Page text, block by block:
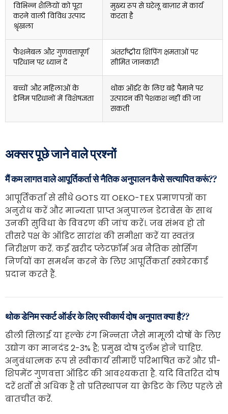
विभिन्न शैलियों को पूरा
करने वाली विविध उत्पाद
श्रृंखला
मुख्य रूप से घरेलू बाज़ार में कार्य
करता है
फैशनेबल और गुणवत्तापूर्ण
परिधान पर ध्यान दें
अंतर्राष्ट्रीय शिपिंग क्षमताओं पर
सीमित जानकारी
बच्चों और महिलाओं के
डेनिम परिधानों में विशेषज्ञता
थोक ऑर्डर के लिए बड़े पैमाने पर
उत्पादन की पेशकश नहीं की जा
सकती
अक्सर पूछे जाने वाले प्रश्नों
मैं कम लागत वाले आपूर्तिकर्ता से नैतिक अनुपालन कैसे सत्यापित करूं??
आपूर्तिकर्ता से सीधे GOTS या OEKO-TEX प्रमाणपत्रों का
अनुरोध करें और मान्यता प्राप्त अनुपालन डेटाबेस के साथ
उनकी सुविधा के विवरण की जांच करें।. जब संभव हो तो
तीसरे पक्ष के ऑडिट सारांश की समीक्षा करें या स्वतंत्र
निरीक्षण करें. कई खरीद प्लेटफ़ॉर्म अब नैतिक सोर्सिंग
निर्णयों का समर्थन करने के लिए आपूर्तिकर्ता स्कोरकार्ड
प्रदान करते हैं.
थोक डेनिम स्कर्ट ऑर्डर के लिए स्वीकार्य दोष अनुपात क्या है??
ढीली सिलाई या हल्के रंग भिन्नता जैसे मामूली दोषों के लिए
उद्योग का मानदंड 2-3% है; प्रमुख दोष दुर्लभ होने चाहिए.
अनुबंधात्मक रूप से स्वीकार्य सीमाएँ परिभाषित करें और प्री-
शिपमेंट गुणवत्ता ऑडिट की आवश्यकता है. यदि वितरित दोष
दरें शर्तों से अधिक हैं तो प्रतिस्थापन या क्रेडिट के लिए पहले से
बातचीत करें.